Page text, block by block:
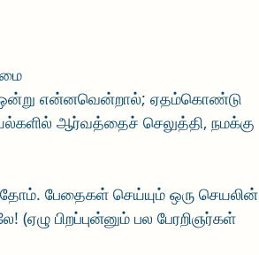
ஒன்று என்னவென்றால்; ஏதம்கொண்டு
ஆர்வத்தைச் செலுத்தி, நமக்கு
பேதைகள் செய்யும் ஒரு செயலின்
பிறப்புன்னும் பல பேரறிஞர்கள்